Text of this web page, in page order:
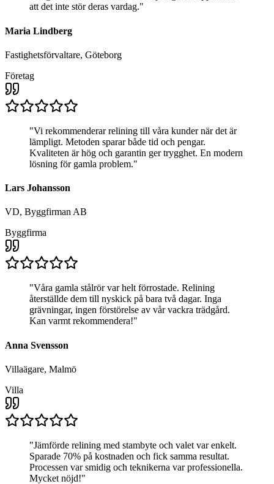
att det inte stör deras vardag."
Maria Lindberg
Fastighetsförvaltare, Göteborg
Företag
"Vi rekommenderar relining till våra kunder när det är
lämpligt. Metoden sparar både tid och pengar.
Kvaliteten är hög och garantin ger trygghet. En modern
lösning för gamla problem."
Lars Johansson
VD, Byggfirman AB
Byggfirma
"Våra gamla stålrör var helt förrostade. Relining
återställde dem till nyskick på bara två dagar. Inga
grävningar, ingen förstörelse av vår vackra trädgård.
Kan varmt rekommendera!"
Anna Svensson
Villaägare, Malmö
Villa
"Jämförde relining med stambyte och valet var enkelt.
Sparade 70% på kostnaden och fick samma resultat.
Processen var smidig och teknikerna var professionella.
Mycket nöjd!"